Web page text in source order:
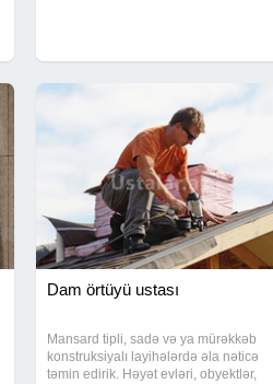
Dam örtüyü ustası
Mansard tipli, sadə və ya mürəkkəb
konstruksiyalı layihələrdə əla nəticə
təmin edirik. Həyət evləri, obyektlər,